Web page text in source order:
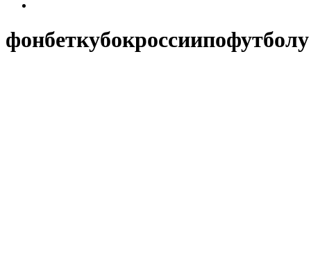
фонбеткубокроссиипофутболу